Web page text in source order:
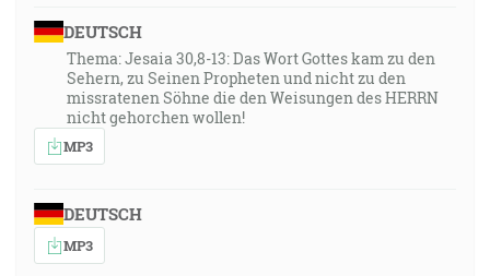
DEUTSCH
Thema: Jesaia 30,8-13: Das Wort Gottes kam zu den
Sehern, zu Seinen Propheten und nicht zu den
missratenen Söhne die den Weisungen des HERRN
nicht gehorchen wollen!
MP3
DEUTSCH
MP3